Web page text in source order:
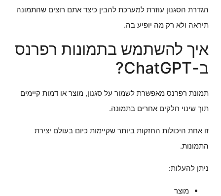
הגדרת הסגנון עוזרת למערכת להבין כיצד אתם רוצים שהתמונה
תיראה ולא רק מה יופיע בה.
איך להשתמש בתמונות רפרנס
ב-ChatGPT?
תמונת רפרנס מאפשרת לשמור על סגנון, מוצר או דמות קיימים
תוך שינוי חלקים אחרים בתמונה.
זו אחת היכולות החזקות ביותר שקיימות כיום בעולם יצירת
התמונות.
ניתן להעלות:
מוצר